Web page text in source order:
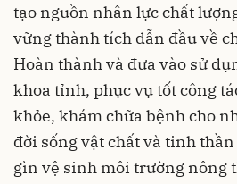
tạo nguồn nhân lực chất
vững thành tích dẫn đầu về
Hoàn thành và đưa vào sử
khoa tỉnh, phục vụ tốt công
khỏe, khám chữa bệnh cho
đời sống vật chất và tinh
gìn vệ sinh môi trường nông